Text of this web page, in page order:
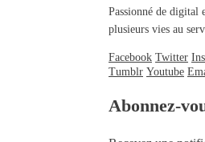
Passionné de digital
plusieurs vies au
Facebook Twitter
Tumblr Youtube
Abonnez-